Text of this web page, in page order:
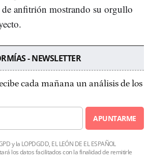
de anfitrión mostrando su orgullo
- NEWSLETTER
cada mañana un análisis de los
APUNTARME
y la LOPDGDD, EL LEÓN DE EL ESPAÑOL
los datos facilitados con la finalidad de remitirle